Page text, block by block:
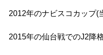
2012年のナビスコカップ(
2015年の仙台戦でのJ2降格